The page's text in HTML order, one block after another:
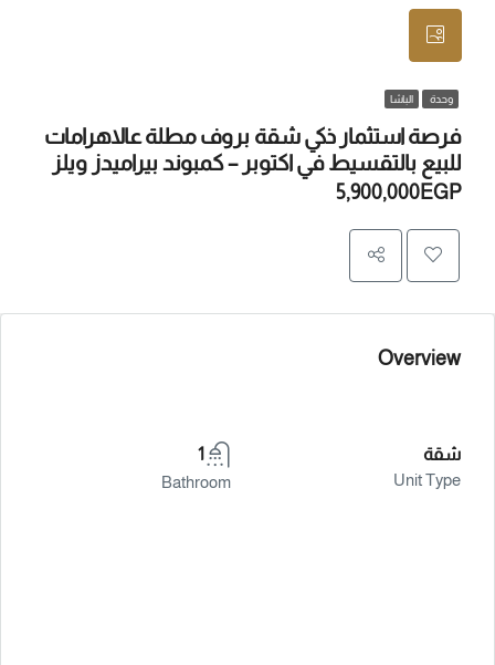
وحدة الباشا
فرصة استثمار ذكي شقة بروف مطلة عالاهرامات
للبيع بالتقسيط في اكتوبر – كمبوند بيراميدز ويلز
5,900,000EGP
Overview
شقة
Unit Type
1
Bathroom